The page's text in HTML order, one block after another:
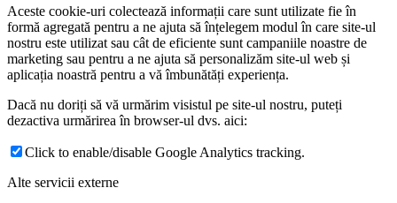
Aceste cookie-uri colectează informații care sunt utilizate fie în
formă agregată pentru a ne ajuta să înțelegem modul în care site-ul
nostru este utilizat sau cât de eficiente sunt campaniile noastre de
marketing sau pentru a ne ajuta să personalizăm site-ul web și
aplicația noastră pentru a vă îmbunătăți experiența.
Dacă nu doriți să vă urmărim visistul pe site-ul nostru, puteți
dezactiva urmărirea în browser-ul dvs. aici:
Click to enable/disable Google Analytics tracking.
Alte servicii externe